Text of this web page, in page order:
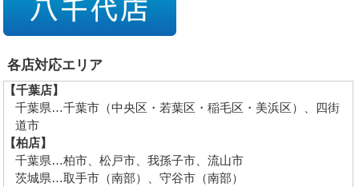
各店対応エリア
【千葉店】
千葉県…千葉市（中央区・若葉区・稲毛区・美浜区）、四街
道市
【柏店】
千葉県…柏市、松戸市、我孫子市、流山市
茨城県…取手市（南部）、守谷市（南部）